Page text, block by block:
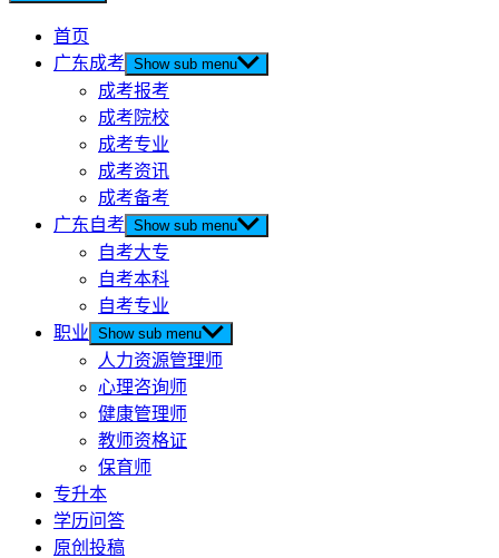
首页
广东成考 Show sub menu
成考报考
成考院校
成考专业
成考资讯
成考备考
广东自考 Show sub menu
自考大专
自考本科
自考专业
职业 Show sub menu
人力资源管理师
心理咨询师
健康管理师
教师资格证
保育师
专升本
学历问答
原创投稿